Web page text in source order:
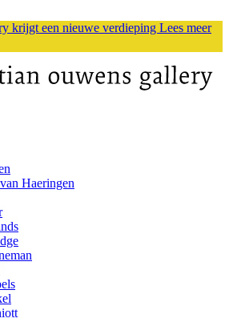
krijgt een nieuwe verdieping Lees meer
Haeringen